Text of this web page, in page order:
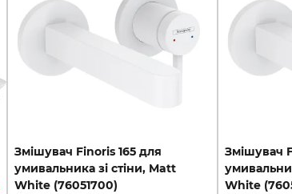
Змішувач Finoris 165 для
умивальника зі стіни, Matt
White (76051700)
Змішувач
White